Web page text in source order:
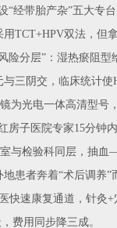
“经带胎产杂”五大专
TCT+HPV双法，但
险分层”：湿热瘀阻
三阴交，临床统计使
为光电一体高清型号
房子医院专家15分钟
与检验科同层，抽
患者奔着“术后调养”
快速康复通道，针灸
费用同步降三成。